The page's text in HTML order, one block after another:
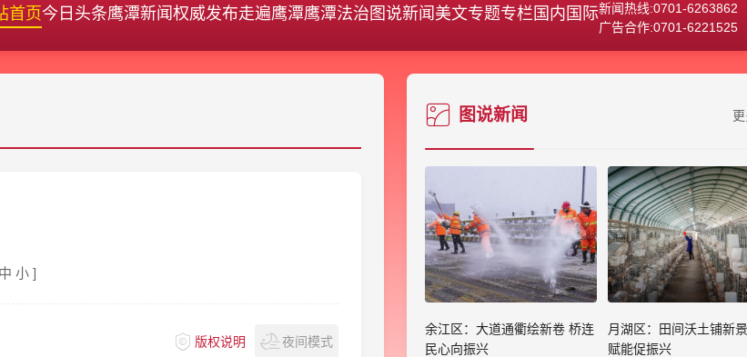
首页今日头条鹰潭新闻 权威发布走遍鹰潭鹰潭法治 图说新闻 美文专题专栏 国内国际新闻热线:0701-6263862
广告合作:0701-6221525
中 小 ]
版权说明 夜间模式
图说新闻
余江区：大道通衢绘新卷 桥连
民心向振兴
月湖区：田间沃土铺新
赋能促振兴